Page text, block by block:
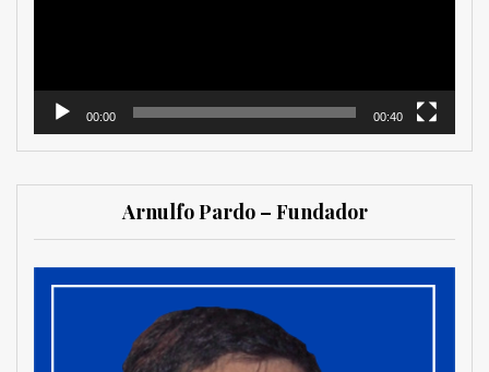
00:00 00:40
Arnulfo Pardo – Fundador